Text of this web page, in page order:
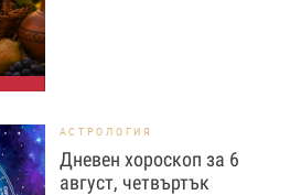
АСТРОЛОГИЯ
Дневен хороскоп за 6
август, четвъртък